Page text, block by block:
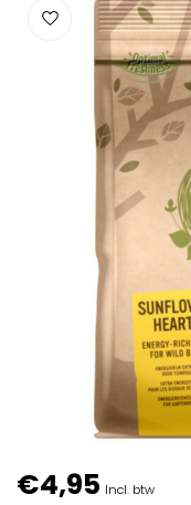
€4,95 Incl. btw